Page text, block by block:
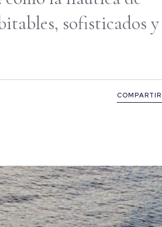
sofisticados y
COMPARTIR